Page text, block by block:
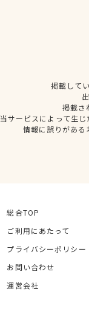
掲載して
掲載さ
当サービスによって生
情報に誤りがあ
総合TOP
ご利用にあたって
プライバシーポリシー
お問い合わせ
運営会社